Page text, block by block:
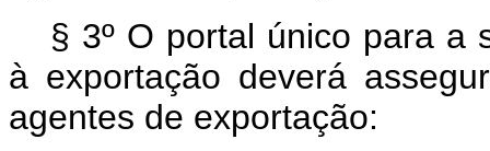
§ 3º O portal único para a
à exportação deverá
agentes de exportação: